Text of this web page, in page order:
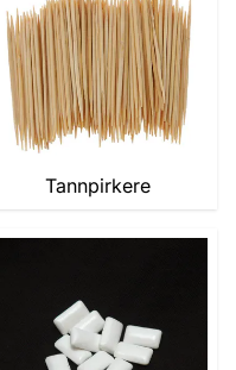
Tannpirkere